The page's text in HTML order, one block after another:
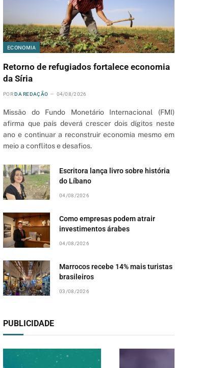
ECONOMIA
Retorno de refugiados fortalece economia
da Síria
POR DA REDAÇÃO 04/08/2026
Missão do Fundo Monetário Internacional (FMI)
afirma que país deverá crescer dois dígitos neste
ano e continuar a reconstruir economia mesmo em
meio a conflitos e desafios.
Escritora lança livro sobre história
do Líbano
04/08/2026
Como empresas podem atrair
investimentos árabes
04/08/2026
Marrocos recebe 14% mais turistas
brasileiros
03/08/2026
PUBLICIDADE